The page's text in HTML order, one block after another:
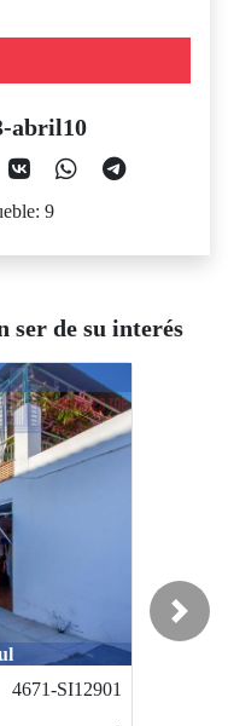
abril10
9
ser de su interés
4730-ICC12950
Next